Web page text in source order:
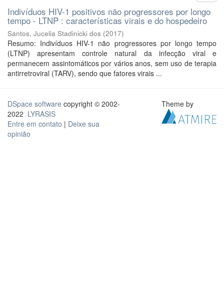
Indivíduos HIV-1 positivos não progressores por longo
tempo - LTNP : características virais e do hospedeiro
Santos, Jucelia Stadinicki dos (2017)
Resumo: Indivíduos HIV-1 não progressores por longo tempo
(LTNP) apresentam controle natural da infecção viral e
permanecem assintomáticos por vários anos, sem uso de terapia
antirretroviral (TARV), sendo que fatores virais ...
DSpace software copyright © 2002-
2022 LYRASIS
Entre em contato | Deixe sua
opinião
Theme by